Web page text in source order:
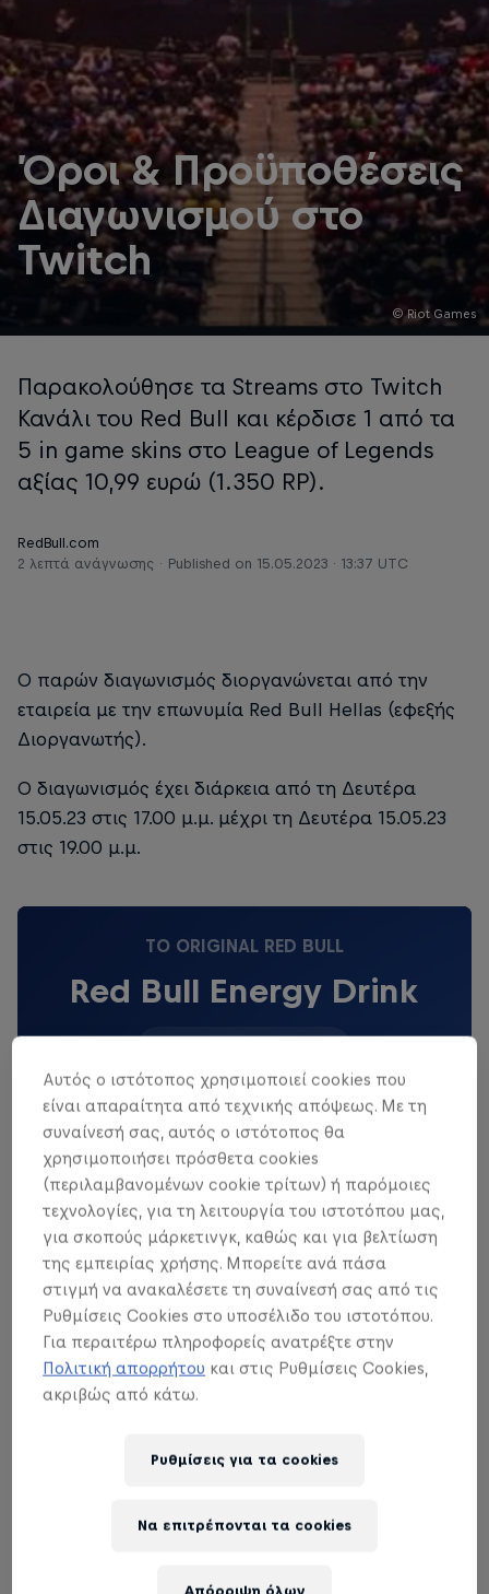
© Riot Games
Όροι & Προϋποθέσεις
Διαγωνισμού στο
Twitch
Παρακολούθησε τα Streams στο Twitch
Κανάλι του Red Bull και κέρδισε 1 από τα
5 in game skins στο League of Legends
αξίας 10,99 ευρώ (1.350 RP).
RedBull.com
2 λεπτά ανάγνωσης
Published on 15.05.2023 · 13:37 UTC
Ο παρών διαγωνισμός διοργανώνεται από την
εταιρεία με την επωνυμία Red Bull Hellas (εφεξής
Διοργανωτής).
Ο διαγωνισμός έχει διάρκεια από τη Δευτέρα
15.05.23 στις 17.00 μ.μ. μέχρι τη Δευτέρα 15.05.23
στις 19.00 μ.μ.
TO ORIGINAL RED BULL
Red Bull Energy Drink
Αυτός ο ιστότοπος χρησιμοποιεί cookies που
είναι απαραίτητα από τεχνικής απόψεως. Με τη
συναίνεσή σας, αυτός ο ιστότοπος θα
χρησιμοποιήσει πρόσθετα cookies
(περιλαμβανομένων cookie τρίτων) ή παρόμοιες
τεχνολογίες, για τη λειτουργία του ιστοτόπου μας,
για σκοπούς μάρκετινγκ, καθώς και για βελτίωση
της εμπειρίας χρήσης. Μπορείτε ανά πάσα
στιγμή να ανακαλέσετε τη συναίνεσή σας από τις
Ρυθμίσεις Cookies στο υποσέλιδο του ιστοτόπου.
Για περαιτέρω πληροφορείς ανατρέξτε στην
Πολιτική απορρήτου και στις Ρυθμίσεις Cookies,
ακριβώς από κάτω.
Ρυθμίσεις για τα cookies
Να επιτρέπονται τα cookies